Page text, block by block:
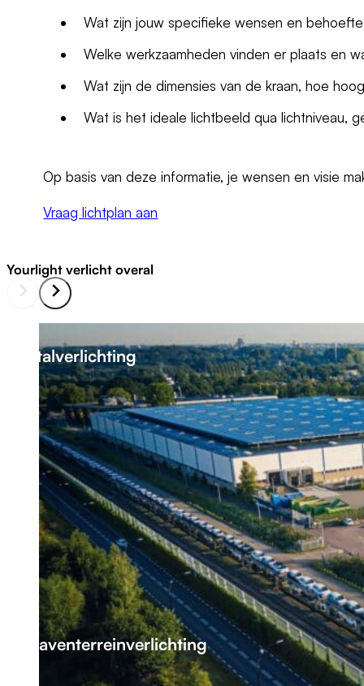
Wat zijn jouw specifieke wensen en
Welke werkzaamheden vinden er plaats en
Wat zijn de dimensies van de kraan, hoe
Wat is het ideale lichtbeeld qua lichtniveau,
Op basis van deze informatie, je wensen en visie
Vraag lichtplan aan
Yourlight verlicht overal
Stalverlichting
Haventerreinverlichting